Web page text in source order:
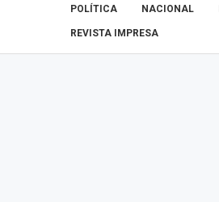
POLÍTICA NACIONAL
REVISTA IMPRESA